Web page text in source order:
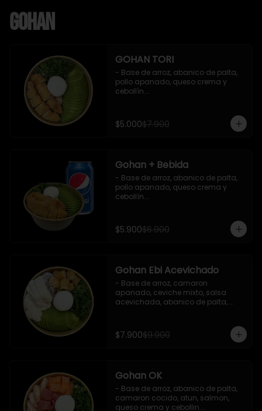
Gohan
GOHAN TORI
- Base de arroz, abanico de palta,
pollo apanado, queso crema y
cebollín.
$5.000$7.900
Gohan + Bebida
- Base de arroz, abanico de palta,
pollo apanado, queso crema y
cebollín.
**Imagen Referencial**
$5.900$6.900
Gohan Ebi Acevichado
- Base de arroz, camaron
apanado, ceviche mixto, salsa
acevichada, abanico de palta,
$7.900$9.900
Gohan OK
- Base de arroz, abanico de palta,
camaron cocido, atun, salmon,
queso crema y cebollin.